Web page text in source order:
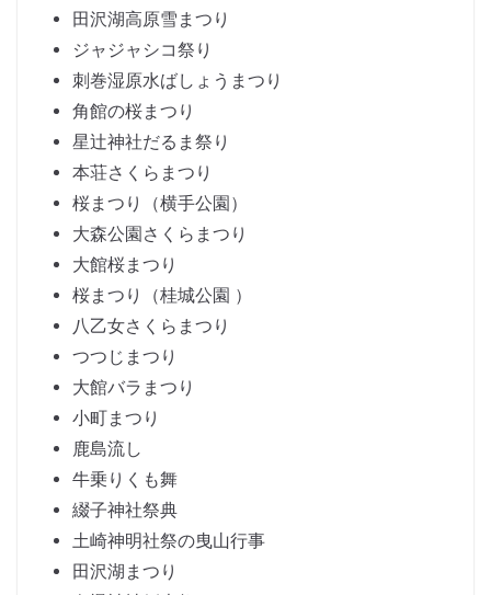
田沢湖高原雪まつり
ジャジャシコ祭り
刺巻湿原水ばしょうまつり
角館の桜まつり
星辻神社だるま祭り
本荘さくらまつり
桜まつり（横手公園）
大森公園さくらまつり
大館桜まつり
桜まつり（桂城公園 ）
八乙女さくらまつり
つつじまつり
大館バラまつり
小町まつり
鹿島流し
牛乗りくも舞
綴子神社祭典
土崎神明社祭の曳山行事
田沢湖まつり